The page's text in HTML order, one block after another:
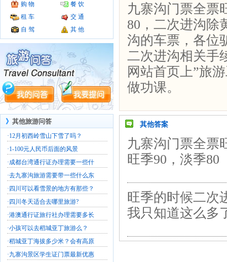
购 物
餐 饮
租 车
交 通
自 驾
其 他
》 其他旅游问答
·12月初西岭雪山下雪了吗？
·1-100元人民币后面的风景
·成都台湾通行证办理需要一些什
·去九寨沟旅游需要带一些什么东
· 四川可以看雪景的地方有那些？
· 四川冬天适合去哪里旅游?
·港澳通行证旅行社办理需要多长
·小孩可以去稻城亚丁旅游么？
·稻城亚丁海拔多少米？会有高原
·九寨沟景区学生证门票最新优惠
九寨沟门票全票
80，二次进沟除
沟的车票，各位
二次进沟相关手
网站首页上”旅
做功课。
其他答案
九寨沟门票全票
旺季90，淡季80
旺季的时候二次
我只知道这么多